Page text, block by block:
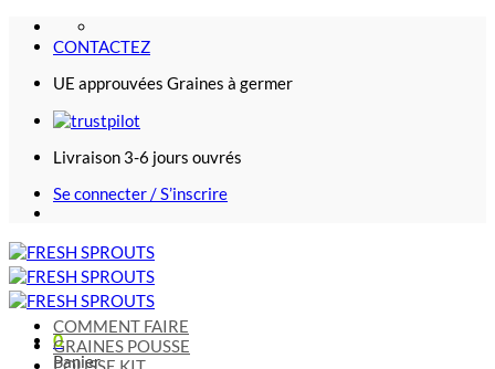
Passer
CONTACTEZ
UE approuvées Graines à germer
Livraison 3-6 jours ouvrés
Se connecter / S’inscrire
0
Panier
COMMENT FAIRE
GRAINES POUSSE